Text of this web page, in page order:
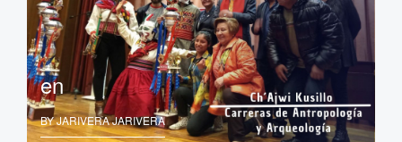
en
BY JARIVERA JARIVERA